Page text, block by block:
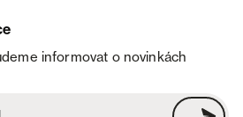
informovat o novinkách